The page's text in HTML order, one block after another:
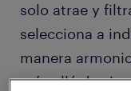
solo atrae y
selecciona a
manera
más allá de